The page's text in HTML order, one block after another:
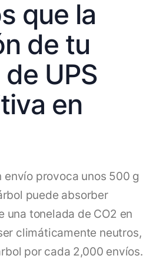
que la
de tu
UPS
en
envío provoca unos 500 g
puede absorber
una tonelada de CO2 en
climáticamente neutros,
por cada 2,000 envíos.